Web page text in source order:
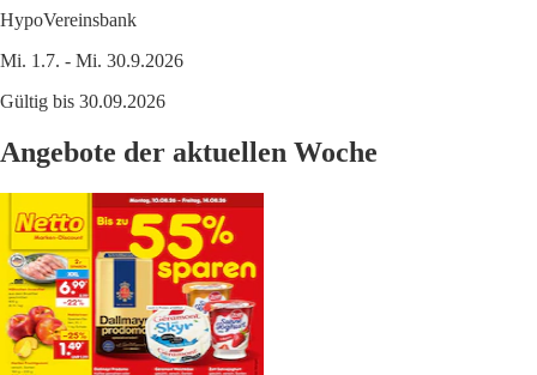
HypoVereinsbank
Mi. 1.7. - Mi. 30.9.2026
Gültig bis 30.09.2026
Angebote der aktuellen Woche